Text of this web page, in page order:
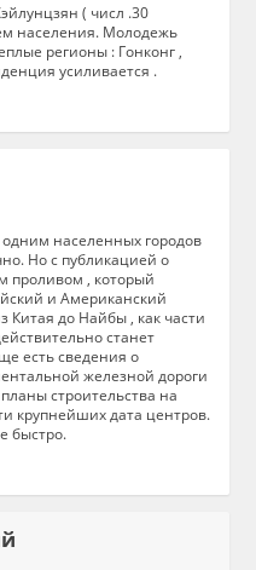
( числ .30
населения. Молодежь
регионы : Гонконг ,
усиливается .
одним населенных городов
Но с публикацией о
проливом , который
и Американский
Китая до Найбы , как части
станет
есть сведения о
железной дороги
строительства на
крупнейших дата центров.
быстро.